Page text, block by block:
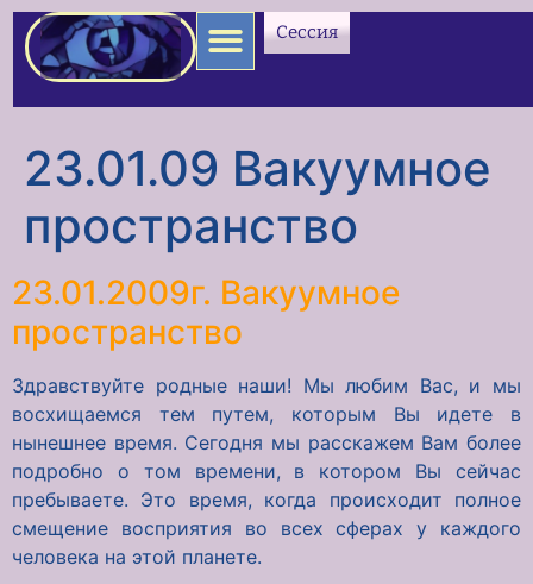
содержимому
Сессия
23.01.09 Вакуумное
пространство
23.01.2009г. Вакуумное
пространство
Здравствуйте родные наши! Мы любим Вас, и мы
восхищаемся тем путем, которым Вы идете в
нынешнее время. Сегодня мы расскажем Вам более
подробно о том времени, в котором Вы сейчас
пребываете. Это время, когда происходит полное
смещение восприятия во всех сферах у каждого
человека на этой планете.